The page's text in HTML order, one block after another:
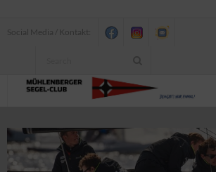
Social Media / Kontakt:
Verein